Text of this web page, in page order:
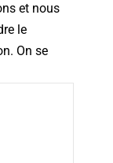
et nous
le
On se